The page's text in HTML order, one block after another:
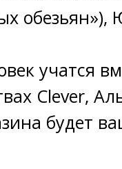
учатся
Clever,
будет